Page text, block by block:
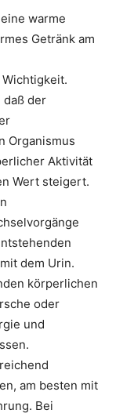
warme
Getränk am
daß der
Organismus
Aktivität
Wert steigert.
dem Urin.
körperlichen
oder
und
am besten mit
Bei